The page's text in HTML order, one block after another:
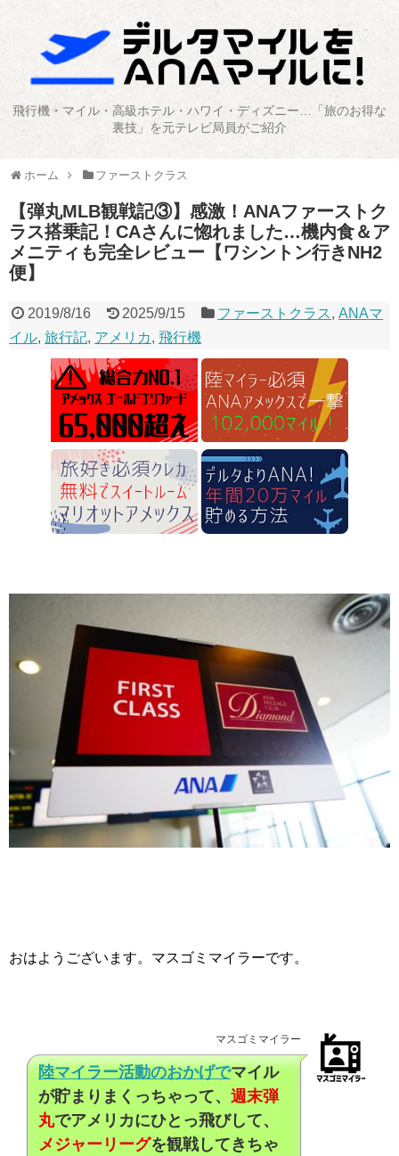
飛行機・マイル・高級ホテル・ハワイ・ディズニー…「旅のお得な
裏技」を元テレビ局員がご紹介
ホーム ファーストクラス
【弾丸MLB観戦記③】感激！ANAファーストク
ラス搭乗記！CAさんに惚れました…機内食＆ア
メニティも完全レビュー【ワシントン行きNH2
便】
2019/8/16 2025/9/15 ファーストクラス,ANAマ
イル, 旅行記, アメリカ, 飛行機
おはようございます。マスゴミマイラーです。
マスゴミマイラー
陸マイラー活動のおかげでマイル
が貯まりまくっちゃって、 週末弾
丸でアメリカにひとっ飛びして、
メジャーリーグを観戦してきちゃ